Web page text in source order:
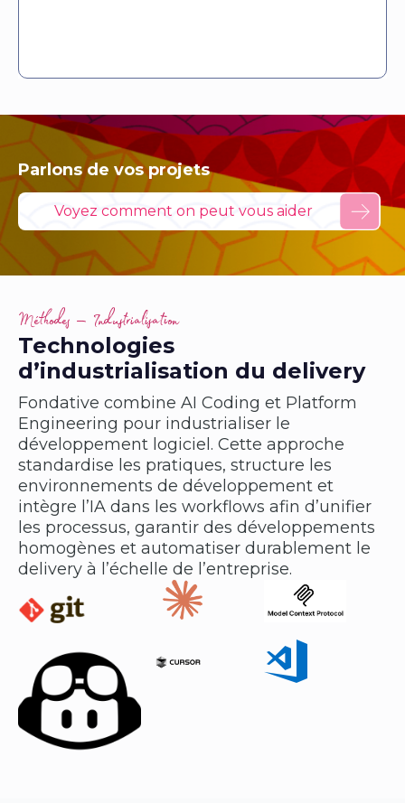
Parlons de vos projets
Voyez comment on peut vous aider
Méthodes — Industrialisation
Technologies
d’industrialisation du delivery
Fondative combine AI Coding et Platform
Engineering pour industrialiser le
développement logiciel. Cette approche
standardise les pratiques, structure les
environnements de développement et
intègre l’IA dans les workflows afin d’unifier
les processus, garantir des développements
homogènes et automatiser durablement le
delivery à l’échelle de l’entreprise.